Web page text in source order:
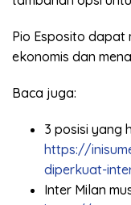
Pio Esposito dapat
ekonomis dan
Baca juga:
3 posisi yang
https://
diperkuat-
Inter Milan